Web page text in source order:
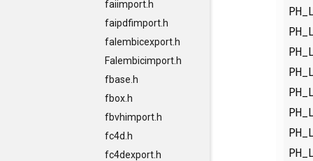
faiimport.h
faipdfimport.h
falembicexport.h
Falembicimport.h
fbase.h
fbox.h
fbvhimport.h
fc4d.h
fc4dexport.h